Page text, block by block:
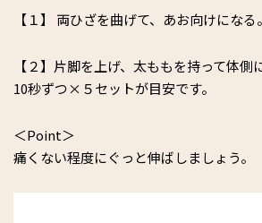
【１】 両ひざを曲げて、あお向けになる。
【２】片脚を上げ、太ももを持って体側
10秒ずつ×５セットが目安です。
＜Point＞
痛くない程度にぐっと伸ばしましょう。